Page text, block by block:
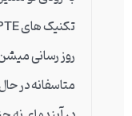
روز رسانی
متاسفانه در